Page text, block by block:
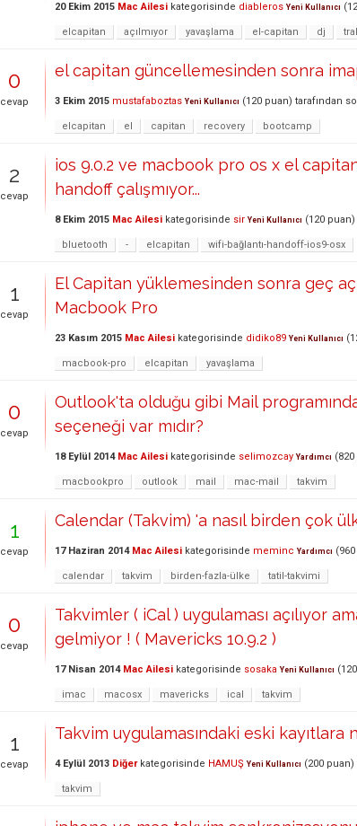
20 Ekim 2015 Mac Ailesi kategorisinde diableros Yeni Kullanıcı (
elcapitan açılmıyor yavaşlama el-capitan dj
0
cevap
el capitan güncellemesinden sonra
3 Ekim 2015 mustafaboztas Yeni Kullanıcı (120 puan) tarafından
elcapitan el capitan recovery bootcamp
2
cevap
ios 9.0.2 ve macbook pro os x el
handoff çalışmıyor...
8 Ekim 2015 Mac Ailesi kategorisinde sir Yeni Kullanıcı (120 puan)
bluetooth - elcapitan wifi-bağlantı-handoff-ios9-osx
1
cevap
El Capitan yüklemesinden sonra geç
Macbook Pro
23 Kasım 2015 Mac Ailesi kategorisinde didiko89 Yeni Kullanıcı (
macbook-pro elcapitan yavaşlama
0
cevap
Outlook'ta olduğu gibi Mail
seçeneği var mıdır?
18 Eylül 2014 Mac Ailesi kategorisinde selimozcay Yardımcı (820
macbookpro outlook mail mac-mail takvim
1
cevap
Calendar (Takvim) 'a nasıl birden çok
17 Haziran 2014 Mac Ailesi kategorisinde meminc Yardımcı (960
calendar takvim birden-fazla-ülke tatil-takvimi
0
cevap
Takvimler ( iCal ) uygulaması açılıyor
gelmiyor ! ( Mavericks 10.9.2 )
17 Nisan 2014 Mac Ailesi kategorisinde sosaka Yeni Kullanıcı (120
imac macosx mavericks ical takvim
1
cevap
Takvim uygulamasındaki eski kayıtlara
4 Eylül 2013 Diğerkategorisinde HAMUŞ Yeni Kullanıcı (200 puan)
takvim